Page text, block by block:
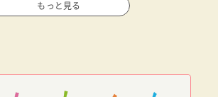
もっと見る